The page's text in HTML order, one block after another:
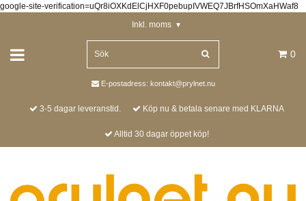
google-site-verification=uQr8iOXKdElCjHXF0pebupIVWEQ7JBrfHSOmXaHWaf8
Inkl. moms ▾
0
E-postadress: kontakt@prylnet.nu
3-5 dagar leveranstid. Köp nu & betala senare med KLARNA
Alltid 30 dagar öppet köp!